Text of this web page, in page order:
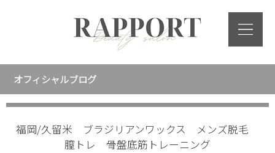
オフィシャルブログ
福岡/久留米 ブラジリアンワックス メンズ脱毛
膣トレ 骨盤底筋トレーニング